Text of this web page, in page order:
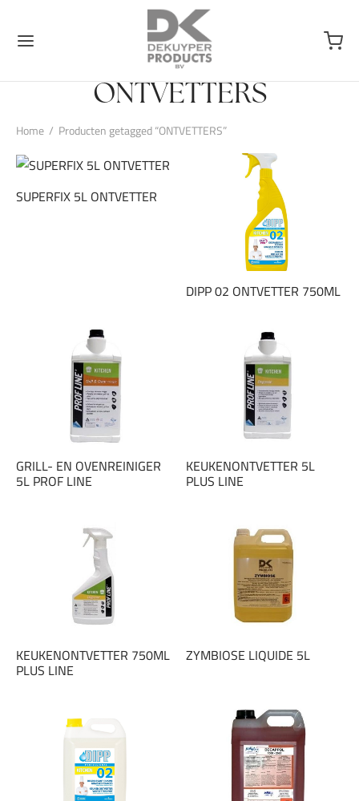
ONTVETTERS
Home / Producten getagged “ONTVETTERS”
SUPERFIX 5L ONTVETTER
DIPP 02 ONTVETTER 750ML
GRILL- EN OVENREINIGER
5L PROF LINE
KEUKENONTVETTER 5L
PLUS LINE
KEUKENONTVETTER 750ML
PLUS LINE
ZYMBIOSE LIQUIDE 5L